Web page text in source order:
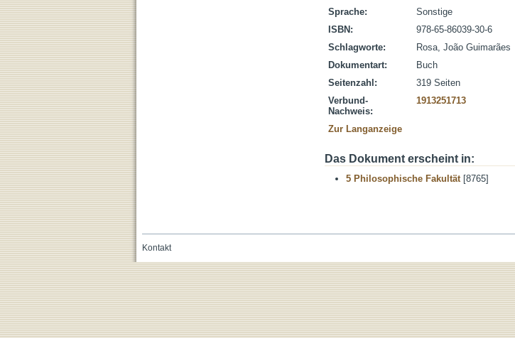
Sprache:
Sonstige
ISBN:
978-65-86039-30-6
Schlagworte:
Rosa, João Guimarães
Dokumentart:
Buch
Seitenzahl:
319 Seiten
Verbund-
Nachweis:
1913251713
Zur Langanzeige
Das Dokument erscheint in:
5 Philosophische Fakultät[8765]
Kontakt